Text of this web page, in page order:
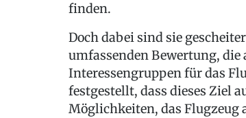
finden.
Doch dabei sind sie
umfassenden Bewertung, die
Interessengruppen für das
festgestellt, dass dieses Ziel
Möglichkeiten, das Flugzeug